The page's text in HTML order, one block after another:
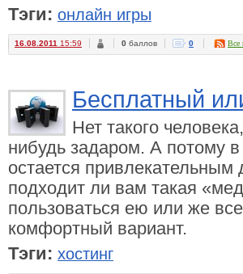
Тэги: онлайн игры
16.08.2011 15:59 0 баллов 0 Все
Бесплатный
Нет такого
нибудь задаром. А потому
остается
подходит ли вам такая
пользоваться ею или же
комфортный вариант.
Тэги: хостинг